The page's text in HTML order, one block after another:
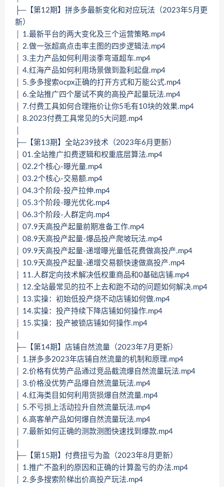
├─【第12期】拼多多最新变化和对应玩法（2023年5月更
新）
│ 1.最新平台的两大变化及三个运营策略.mp4
│ 2.做一张超高点击率主图的四步逻辑法.mp4
│ 3.主力产品如何利用淡季弯道超车.mp4
│ 4.红海产品如何利用场景做到盈利起盘.mp4
│ 5.多多搜索ocpx正确的打开方式和万能公式.mp4
│ 6.全站推广四个屡试不爽的高投产起量玩法.mp4
│ 7.付费工具如何合理拖价让你5毛有10块的效果.mp4
│ 8.2023付费工具常见的5大问题.mp4
├─【第13期】全站239技术（2023年6月更新）
│ 01.全站推广扣费逻辑和权重底层算法.mp4
│ 02.2个核心-曝光量.mp4
│ 03.2个核心-交易额.mp4
│ 04.3个阶段-投产拉伸.mp4
│ 05.3个阶段-曝光优化.mp4
│ 06.3个阶段-人群定向.mp4
│ 07.9天高投产起量前期准备工作.mp4
│ 08.9天高投产起量-爆品投产爬坡玩法.mp4
│ 09.9天高投产起量-递增曝光量低花费做高投产.mp4
│ 10.9天高投产起量-递增交易额快速做高投产.mp4
│ 11.人群定向技术解决低权重商品和0基础店铺.mp4
│ 12.全站最常见的拉不上去和跑不动的问题如何解决.mp4
│ 13.实操：初始低投产烧不动店铺如何做.mp4
│ 14.实操：投产持续下降店铺如何操作.mp4
│ 15.实操：投产被锁店铺如何操作.mp4
├─【第14期】店铺自然流量（2023年7月更新）
│ 1.拼多多2023年店铺自然流量的机制和原理.mp4
│ 2.价格有优势产品通过竞品截流爆自然流量玩法.mp4
│ 3.价格没优势产品爆自然流量玩法.mp4
│ 4.红海类目如何利用货损爆自然流量.mp4
│ 5.不亏损上活动拉升自然流量玩法.mp4
│ 6.高客单产品如何爆自然流量玩法.mp4
│ 7.最新如何正确的测款测图快速找到爆款.mp4
├─【第15期】付费扭亏为盈（2023年8月更新）
│ 1.推广不盈利的原因和正确的计算盈亏的办法.mp4
│ 2.多多搜索阶梯出价高投产玩法.mp4